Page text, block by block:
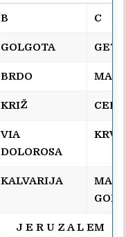
B C
GOLGOTA
BRDO
KRIŽ
VIA
DOLOROSA
KALVARIJA
GORA
J E R U Z A L EM